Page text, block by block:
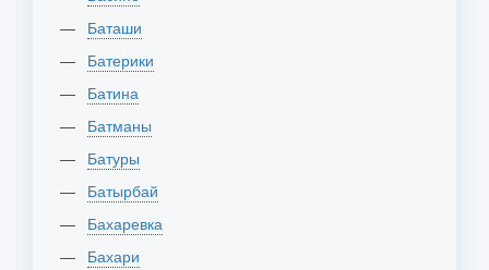
Баташи
Батерики
Батина
Батманы
Батуры
Батырбай
Бахаревка
Бахари